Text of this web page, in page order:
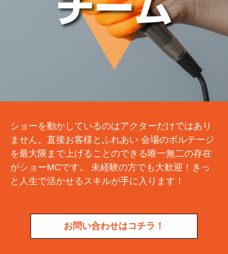
ショーを動かしているのはアクターだけではあり
ません。直接お客様とふれあい 会場のボルテージ
を最大限まで上げることのできる唯一無二の存在
がショーMCです。 未経験の方でも大歓迎！きっ
と人生で活かせるスキルが手に入ります！
お問い合わせはコチラ！